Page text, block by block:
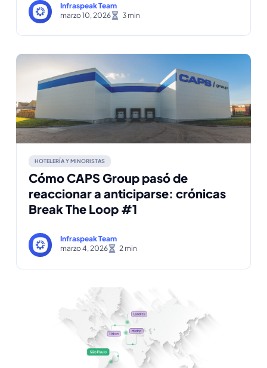
Infraspeak Team
marzo 10, 2026
HOTELERÍA Y MINORISTAS
Cómo CAPS Group pasó de
reaccionar a anticiparse: crónicas
Break The Loop #1
Infraspeak Team
marzo 4, 2026